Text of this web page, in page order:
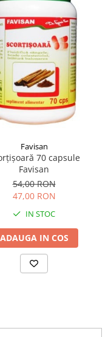
Favisan
70 capsule
Favisan
54,00 RON
47,00 RON
IN STOC
ADAUGA IN COS